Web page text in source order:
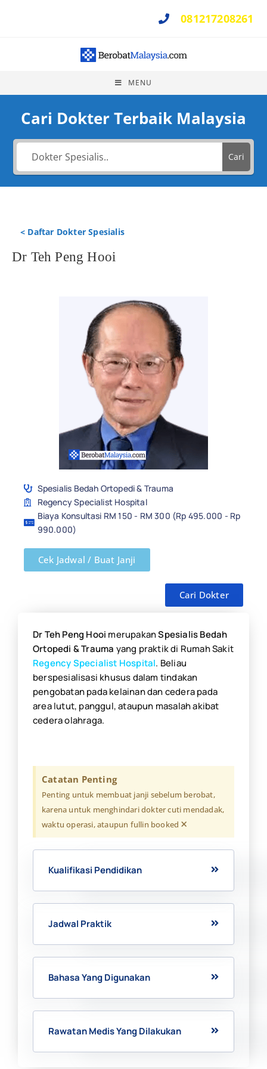
081217208261
MENU
Cari Dokter Terbaik Malaysia
Cari
< Daftar Dokter Spesialis
Dr Teh Peng Hooi
Spesialis Bedah Ortopedi & Trauma
Regency Specialist Hospital
Biaya Konsultasi RM 150 - RM 300 (Rp 495.000 - Rp
990.000)
Cek Jadwal / Buat Janji
Cari Dokter
Dr Teh Peng Hooi merupakanSpesialis Bedah
Ortopedi & Trauma yang praktik di Rumah Sakit
Regency Specialist Hospital. Beliau
berspesialisasi khusus dalam tindakan
pengobatan pada kelainan dan cedera pada
area lutut, panggul, ataupun masalah akibat
cedera olahraga.
Catatan Penting
Penting untuk membuat janji sebelum berobat,
karena untuk menghindari dokter cuti mendadak,
waktu operasi, ataupun fullin booked ×
Kualifikasi Pendidikan
Jadwal Praktik
Bahasa Yang Digunakan
Rawatan Medis Yang Dilakukan